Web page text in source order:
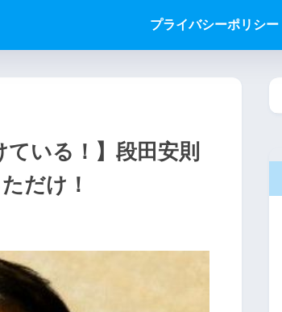
プライバシーポリシー
ている！】段田安則
だけ！